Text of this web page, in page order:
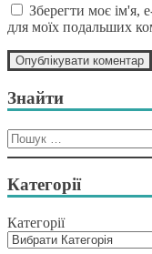
Зберегти моє ім'я,
для моїх подальших
Знайти
Пошук:
Категорії
Категорії